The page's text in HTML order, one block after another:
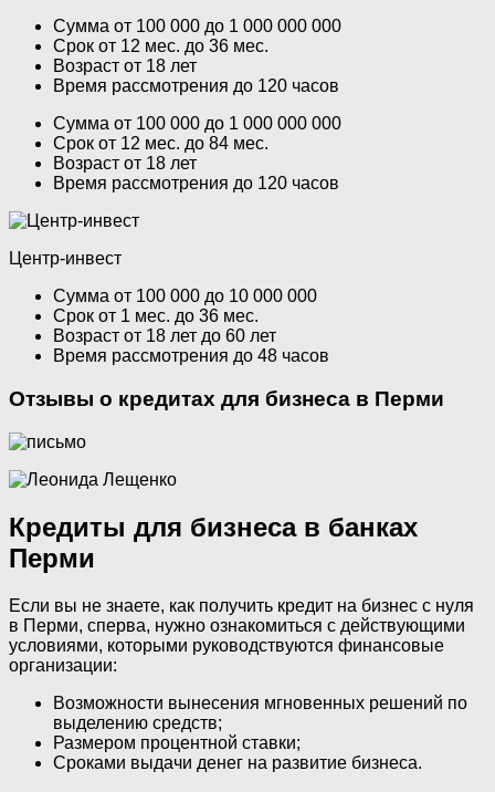
Сумма от 100 000 до 1 000 000 000
Срок от 12 мес. до 36 мес.
Возраст от 18 лет
Время рассмотрения до 120 часов
Сумма от 100 000 до 1 000 000 000
Срок от 12 мес. до 84 мес.
Возраст от 18 лет
Время рассмотрения до 120 часов
Центр-инвест
Сумма от 100 000 до 10 000 000
Срок от 1 мес. до 36 мес.
Возраст от 18 лет до 60 лет
Время рассмотрения до 48 часов
Отзывы о кредитах для бизнеса в Перми
Кредиты для бизнеса в банках
Перми
Если вы не знаете, как получить кредит на бизнес с нуля
в Перми, сперва, нужно ознакомиться с действующими
условиями, которыми руководствуются финансовые
организации:
Возможности вынесения мгновенных решений по
выделению средств;
Размером процентной ставки;
Сроками выдачи денег на развитие бизнеса.